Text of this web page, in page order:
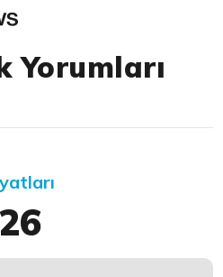
Yorumları